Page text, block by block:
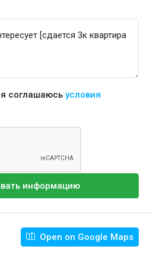
соглашаюсь условия
информацию
Open on Google Maps